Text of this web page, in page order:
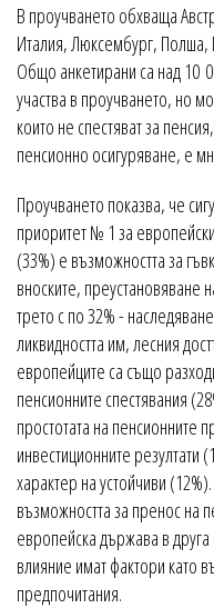
В проучването обхваща
Италия, Люксембург,
Общо анкетирани са над 10
участва в проучването, но
които не спестяват за
пенсионно осигуряване, е
Проучването показва, че
приоритет № 1 за
(33%) е възможността за
вноските, преустановяване
трето с по 32% -
ликвидността им, лесния
европейците са също
пенсионните спестявания
простотата на пенсионните
инвестиционните резултати
характер на устойчиви
възможността за пренос на
европейска държава в друга
влияние имат фактори като
предпочитания.